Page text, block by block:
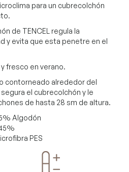
para un cubrecolchón
de TENCEL regula la
y evita que esta penetre en el
fresco en verano.
contorneado alrededor del
el cubrecolchón y le
de hasta 28 sm de altura.
Algodón
PES